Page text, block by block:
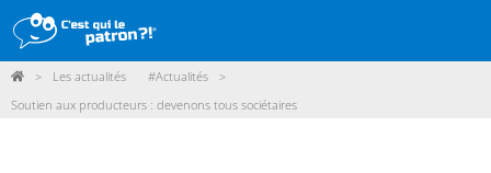
DÉMARCHE
> Les actualités #Actualités
>
Soutien aux producteurs : devenons tous sociétaires